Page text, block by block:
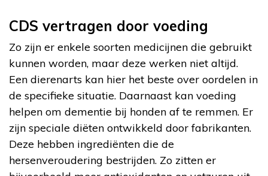
CDS vertragen door voeding
Zo zijn er enkele soorten medicijnen die gebruikt
kunnen worden, maar deze werken niet altijd.
Een dierenarts kan hier het beste over oordelen in
de specifieke situatie. Daarnaast kan voeding
helpen om dementie bij honden af te remmen. Er
zijn speciale diëten ontwikkeld door fabrikanten.
Deze hebben ingrediënten die de
hersenveroudering bestrijden. Zo zitten er